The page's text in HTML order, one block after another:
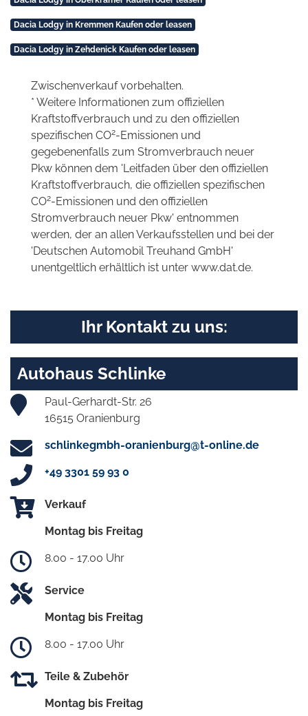
Dacia Lodgy in Kremmen Kaufen oder leasen
Dacia Lodgy in Zehdenick Kaufen oder leasen
Zwischenverkauf vorbehalten.
* Weitere Informationen zum offiziellen
Kraftstoffverbrauch und zu den offiziellen
spezifischen CO2-Emissionen und
gegebenenfalls zum Stromverbrauch neuer
Pkw können dem 'Leitfaden über den offiziellen
Kraftstoffverbrauch, die offiziellen spezifischen
CO2-Emissionen und den offiziellen
Stromverbrauch neuer Pkw' entnommen
werden, der an allen Verkaufsstellen und bei der
'Deutschen Automobil Treuhand GmbH'
unentgeltlich erhältlich ist unter www.dat.de.
Ihr Kontakt zu uns:
Autohaus Schlinke
Paul-Gerhardt-Str. 26
16515 Oranienburg
schlinkegmbh-oranienburg@t-online.de
+49 3301 59 93 0
Verkauf
Montag bis Freitag
8.00 - 17.00 Uhr
Service
Montag bis Freitag
8.00 - 17.00 Uhr
Teile & Zubehör
Montag bis Freitag